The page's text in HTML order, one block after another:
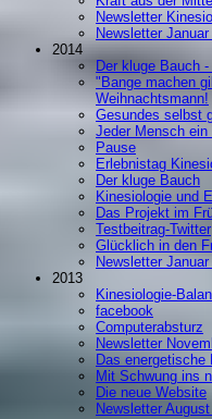
Newsletter
Newsletter
2014
Der kluge Bauch
"Bange machen
Weihnachtsmann!
Gesundes selbst
Jeder Mensch
Pause
Erlebnistag
Der kluge Bauch
Kinesiologie und
Das Projekt im
Testbeitrag-Twitter
Glücklich in den
Newsletter
2013
Kinesiologie-
facebook
Computerabsturz
Newsletter
Das energetische
Mit Schwung ins
Die neue Website
Newsletter